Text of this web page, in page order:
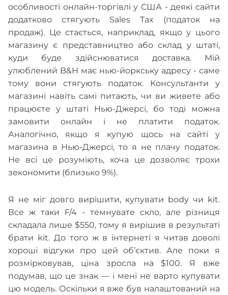
особливості онлайн-торгівлі у США - деякі сайти
додатково стягують Sales Tax (податок на
продаж). Це стається, наприклад, якщо у цього
магазину є представництво або склад у штаті,
куди буде здійснюватися доставка. Мій
улюблений B&H має нью-йоркську адресу - саме
тому вони стягують податок. Консультанти у
магазині навіть самі питають, чи ви живете або
працюєте у штаті Нью-Джерсі, бо тоді можна
замовити онлайн і не платити податок.
Аналогічно, якщо я купую щось на сайті у
магазина в Нью-Джерсі, то я не плачу податок.
Не всі це розуміють, хоча це дозволяє трохи
зекономити (близько 9%).
Я не міг довго вирішити, купувати body чи kit.
Все ж таки F/4 - темнувате скло, але різниця
складала лише $550, тому я вирішив в результаті
брати kit. До того ж в інтернеті я читав доволі
хороші відгуки про цей об’єктив. Але поки я
розмірковував, ціна зросла на $100. Я вже
подумав, що це знак — і мені не варто купувати
цю модель. Оскільки я вже був налаштований на